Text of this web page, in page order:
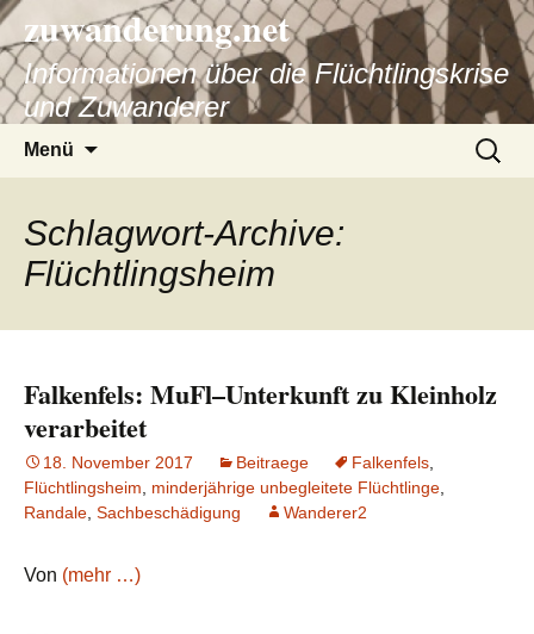
zuwanderung.net
Informationen über die Flüchtlingskrise
und Zuwanderer
Menü
Suche
nach:
Schlagwort-Archive:
Flüchtlingsheim
Falkenfels: MuFl–Unterkunft zu Kleinholz
verarbeitet
18. November 2017 Beitraege Falkenfels
Flüchtlingsheim
minderjährige unbegleitete Flüchtlinge
Randale Sachbeschädigung Wanderer2
Von (mehr …)